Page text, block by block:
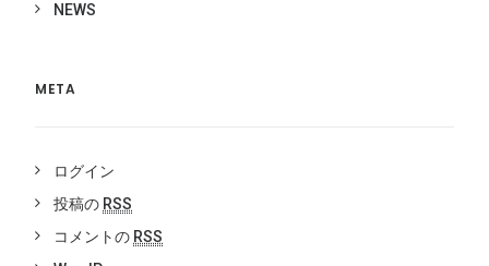
NEWS
META
ログイン
投稿の RSS
コメントの RSS